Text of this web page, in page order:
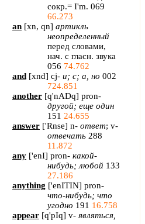
сокр.= I'm. 069
66.273
an [xn, qn] артикль
неопределенный
перед словами,
нач. с гласн. звука
056 74.762
and [xnd] cj- и; с; а, но 002
724.851
another [q'nADq] pron-
другой; еще один
151 24.655
answer ['Rnse] n- ответ; v-
отвечать 288
11.872
any ['enI] pron- какой-
нибудь; любой 133
27.186
anything ['enITIN] pron-
что-нибудь; что
угодно 191 16.758
appear [q'pIq] v- являться,